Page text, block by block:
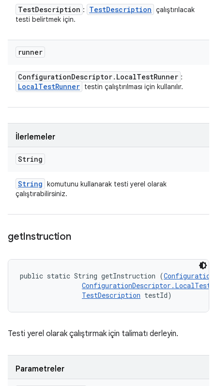
TestDescription : TestDescription çalıştırılacak
testi belirtmek için.
runner
ConfigurationDescriptor. LocalTestRunner :
LocalTestRunner testin çalıştırılması için kullanılır.
İlerlemeler
String
String komutunu kullanarak testi yerel olarak
çalıştırabilirsiniz.
getInstruction
public static String getInstruction (
TestDescription testId)
Testi yerel olarak çalıştırmak için talimatı derleyin.
Parametreler